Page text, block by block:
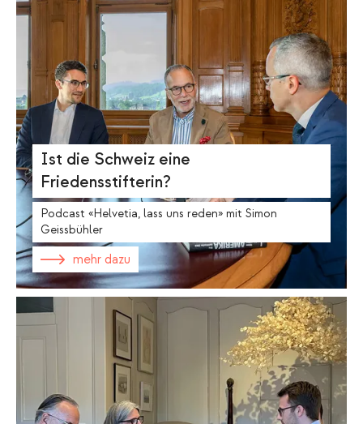
Ist die Schweiz eine
Friedensstifterin?
Podcast «Helvetia, lass uns reden» mit Simon
Geissbühler
mehr dazu